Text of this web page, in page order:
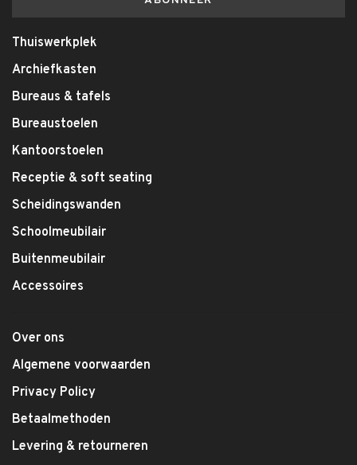
Thuiswerkplek
Archiefkasten
Bureaus & tafels
Bureaustoelen
Kantoorstoelen
Receptie & soft seating
Scheidingswanden
Schoolmeubilair
Buitenmeubilair
Accessoires
Over ons
Algemene voorwaarden
Privacy Policy
Betaalmethoden
Levering & retourneren